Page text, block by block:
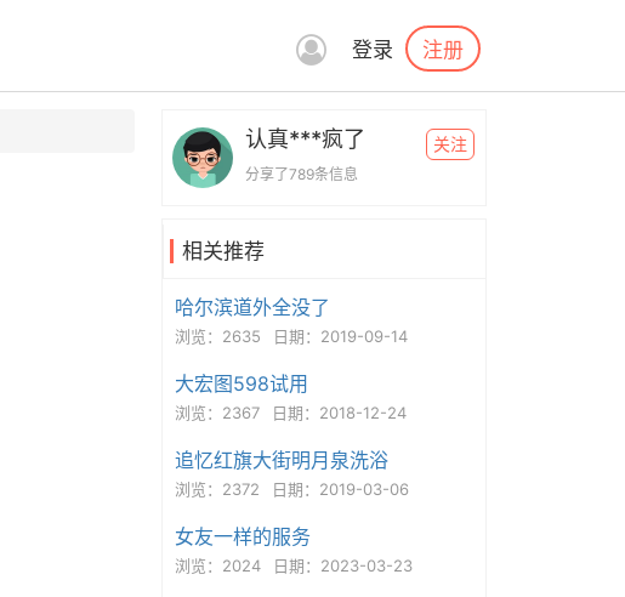
登录 注册
认真***疯了
分享了789条信息
关注
相关推荐
哈尔滨道外全没了
浏览：2635 日期：2019-09-14
大宏图598试用
浏览：2367 日期：2018-12-24
追忆红旗大街明月泉洗浴
浏览：2372 日期：2019-03-06
女友一样的服务
浏览：2024 日期：2023-03-23